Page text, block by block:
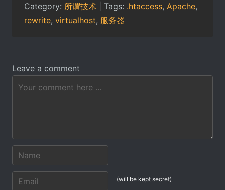
Category: 所谓技术 | Tags: .htaccess, Apache,
rewrite, virtualhost, 服务器
Leave a comment
(will be kept secret)